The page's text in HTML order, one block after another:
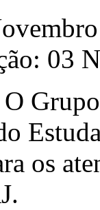
03
O
os